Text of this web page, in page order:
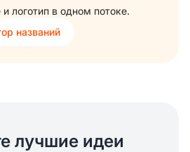
логотип в одном потоке.
названий
лучшие идеи